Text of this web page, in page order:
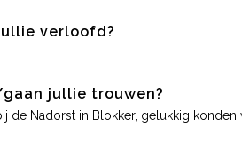
verloofd?
jullie trouwen?
de Nadorst in Blokker, gelukkig konden